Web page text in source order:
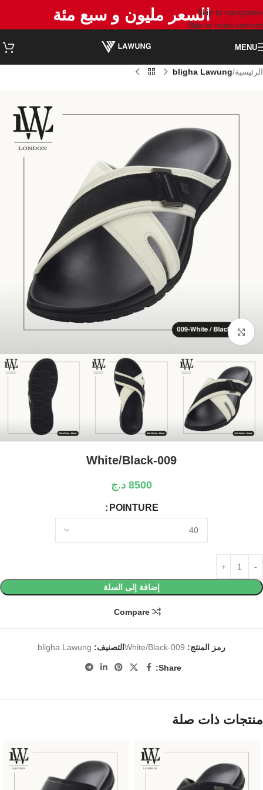
Skip to navigation
Skip to main content
السعر مليون و سبع مئة
MENU
الرئيسية bligha Lawung
Click to enlarge
White/Black-009
8500 د.ج
POINTURE
إضافة إلى السلة
Compare
رمز المنتج: White/Black-009 التصنيف: bligha Lawung
Share:
منتجات ذات صلة